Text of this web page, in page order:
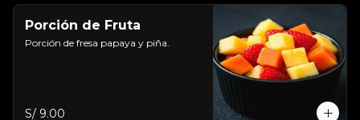
Porción de Fruta
Porción de fresa papaya y piña.
S/ 9.00